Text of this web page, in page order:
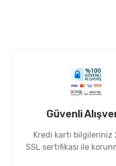
Güvenli
Kredi kartı bilgileriniz
SSL sertifikası ile